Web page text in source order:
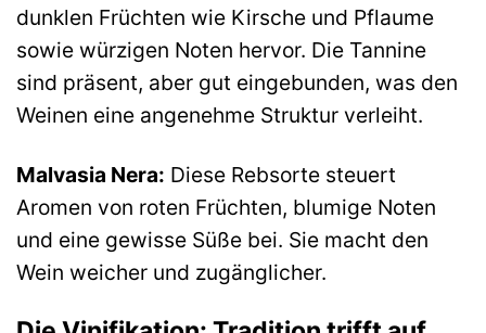
dunklen Früchten wie Kirsche und Pflaume
sowie würzigen Noten hervor. Die Tannine
sind präsent, aber gut eingebunden, was den
Weinen eine angenehme Struktur verleiht.
Malvasia Nera: Diese Rebsorte steuert
Aromen von roten Früchten, blumige Noten
und eine gewisse Süße bei. Sie macht den
Wein weicher und zugänglicher.